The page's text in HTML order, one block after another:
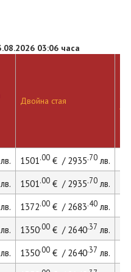
03:06 часа
Двойна стая
лв. 1501.00€ / 2935.70лв.
лв. 1501.00€ / 2935.70лв.
1372.00€ / 2683.40лв.
лв. 1350.00€ / 2640.37 лв.
лв. 1350.00€ / 2640.37 лв.